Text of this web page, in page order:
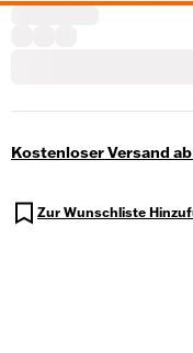
Kostenloser Versand
Zur Wunschliste